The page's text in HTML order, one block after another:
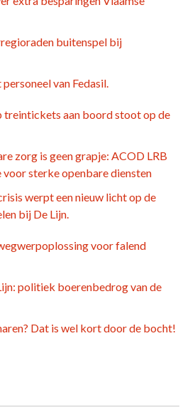
buitenspel bij
van Fedasil.
aan boord stoot op de
zorg is geen grapje: ACOD LRB
sterke openbare diensten
werpt een nieuw licht op de
bij De Lijn.
voor falend
politiek boerenbedrog van de
Dat is wel kort door de bocht!